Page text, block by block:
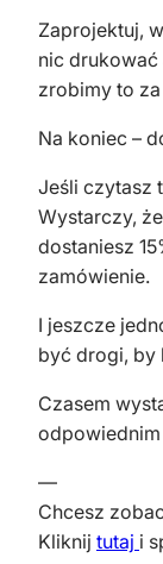
Zaprojektuj,
nic
zrobimy to
Na koniec –
Jeśli czytasz
Wystarczy,
dostaniesz
zamówienie.
I jeszcze
być drogi, by
Czasem
—
Chcesz
Kliknij tutaj i